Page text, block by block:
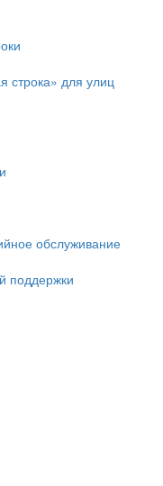
строка» для улиц
обслуживание
поддержки